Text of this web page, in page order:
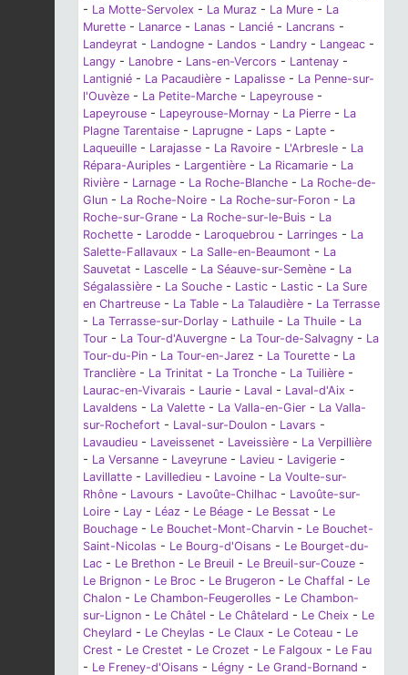
- La Motte-Servolex - La Muraz - La Mure - La
Murette - Lanarce - Lanas - Lancié - Lancrans -
Landeyrat - Landogne - Landos - Landry - Langeac -
Langy - Lanobre - Lans-en-Vercors - Lantenay -
Lantignié - La Pacaudière - Lapalisse - La Penne-sur-
l'Ouvèze - La Petite-Marche - Lapeyrouse -
Lapeyrouse - Lapeyrouse-Mornay - La Pierre - La
Plagne Tarentaise - Laprugne - Laps - Lapte -
Laqueuille - Larajasse - La Ravoire - L'Arbresle - La
Répara-Auriples - Largentière - La Ricamarie - La
Rivière - Larnage - La Roche-Blanche - La Roche-de-
Glun - La Roche-Noire - La Roche-sur-Foron - La
Roche-sur-Grane - La Roche-sur-le-Buis - La
Rochette - Larodde - Laroquebrou - Larringes - La
Salette-Fallavaux - La Salle-en-Beaumont - La
Sauvetat - Lascelle - La Séauve-sur-Semène - La
Ségalassière - La Souche - Lastic - Lastic - La Sure
en Chartreuse - La Table - La Talaudière - La Terrasse
- La Terrasse-sur-Dorlay - Lathuile - La Thuile - La
Tour - La Tour-d'Auvergne - La Tour-de-Salvagny - La
Tour-du-Pin - La Tour-en-Jarez - La Tourette - La
Tranclière - La Trinitat - La Tronche - La Tuilière -
Laurac-en-Vivarais - Laurie - Laval - Laval-d'Aix -
Lavaldens - La Valette - La Valla-en-Gier - La Valla-
sur-Rochefort - Laval-sur-Doulon - Lavars -
Lavaudieu - Laveissenet - Laveissière - La Verpillière
- La Versanne - Laveyrune - Lavieu - Lavigerie -
Lavillatte - Lavilledieu - Lavoine - La Voulte-sur-
Rhône - Lavours - Lavoûte-Chilhac - Lavoûte-sur-
Loire - Lay - Léaz - Le Béage - Le Bessat - Le
Bouchage - Le Bouchet-Mont-Charvin - Le Bouchet-
Saint-Nicolas - Le Bourg-d'Oisans - Le Bourget-du-
Lac - Le Brethon - Le Breuil - Le Breuil-sur-Couze -
Le Brignon - Le Broc - Le Brugeron - Le Chaffal - Le
Chalon - Le Chambon-Feugerolles - Le Chambon-
sur-Lignon - Le Châtel - Le Châtelard - Le Cheix - Le
Cheylard - Le Cheylas - Le Claux - Le Coteau - Le
Crest - Le Crestet - Le Crozet - Le Falgoux - Le Fau
- Le Freney-d'Oisans - Légny - Le Grand-Bornand -